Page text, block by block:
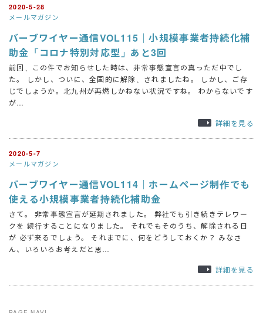
2020-5-28
メールマガジン
バーブワイヤー通信VOL115｜小規模事業者持続化補
助金「コロナ特別対応型」あと3回
前回、この件でお知らせした時は、非常事態宣言の真っただ中でし
た。 しかし、ついに、全国的に解除、されましたね。 しかし、ご存
じでしょうか。北九州が再燃しかねない状況ですね。 わからないです
が…
詳細を見る
2020-5-7
メールマガジン
バーブワイヤー通信VOL114｜ホームページ制作でも
使える小規模事業者持続化補助金
さて。 非常事態宣言が延期されました。 弊社でも引き続きテレワー
クを 続行することになりました。 それでもそのうち、解除される日
が 必ず来るでしょう。 それまでに、何をどうしておくか？ みなさ
ん、いろいろお考えだと思…
詳細を見る